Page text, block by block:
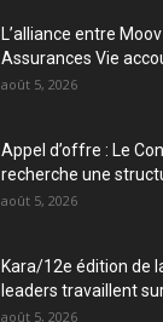
L’alliance entre
Assurances Vie
août 5, 2026
Appel d’offre : Le
recherche une
août 5, 2026
Kara/12e édition de
leaders travaillent
août 5, 2026